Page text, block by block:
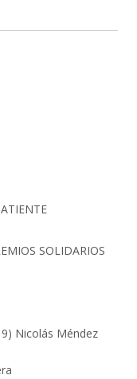
SOLIDARIOS
Nicolás Méndez